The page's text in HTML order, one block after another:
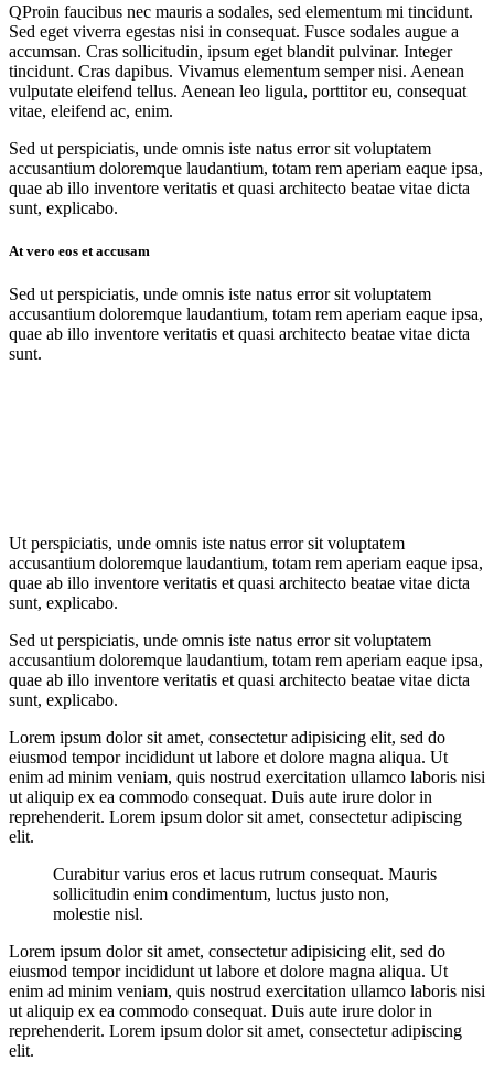
QProin faucibus nec mauris a sodales, sed elementum mi tincidunt.
Sed eget viverra egestas nisi in consequat. Fusce sodales augue a
accumsan. Cras sollicitudin, ipsum eget blandit pulvinar. Integer
tincidunt. Cras dapibus. Vivamus elementum semper nisi. Aenean
vulputate eleifend tellus. Aenean leo ligula, porttitor eu, consequat
vitae, eleifend ac, enim.
Sed ut perspiciatis, unde omnis iste natus error sit voluptatem
accusantium doloremque laudantium, totam rem aperiam eaque ipsa,
quae ab illo inventore veritatis et quasi architecto beatae vitae dicta
sunt, explicabo.
At vero eos et accusam
Sed ut perspiciatis, unde omnis iste natus error sit voluptatem
accusantium doloremque laudantium, totam rem aperiam eaque ipsa,
quae ab illo inventore veritatis et quasi architecto beatae vitae dicta
sunt.
Ut perspiciatis, unde omnis iste natus error sit voluptatem
accusantium doloremque laudantium, totam rem aperiam eaque ipsa,
quae ab illo inventore veritatis et quasi architecto beatae vitae dicta
sunt, explicabo.
Sed ut perspiciatis, unde omnis iste natus error sit voluptatem
accusantium doloremque laudantium, totam rem aperiam eaque ipsa,
quae ab illo inventore veritatis et quasi architecto beatae vitae dicta
sunt, explicabo.
Lorem ipsum dolor sit amet, consectetur adipisicing elit, sed do
eiusmod tempor incididunt ut labore et dolore magna aliqua. Ut
enim ad minim veniam, quis nostrud exercitation ullamco laboris nisi
ut aliquip ex ea commodo consequat. Duis aute irure dolor in
reprehenderit. Lorem ipsum dolor sit amet, consectetur adipiscing
elit.
Curabitur varius eros et lacus rutrum consequat. Mauris
sollicitudin enim condimentum, luctus justo non,
molestie nisl.
Lorem ipsum dolor sit amet, consectetur adipisicing elit, sed do
eiusmod tempor incididunt ut labore et dolore magna aliqua. Ut
enim ad minim veniam, quis nostrud exercitation ullamco laboris nisi
ut aliquip ex ea commodo consequat. Duis aute irure dolor in
reprehenderit. Lorem ipsum dolor sit amet, consectetur adipiscing
elit.